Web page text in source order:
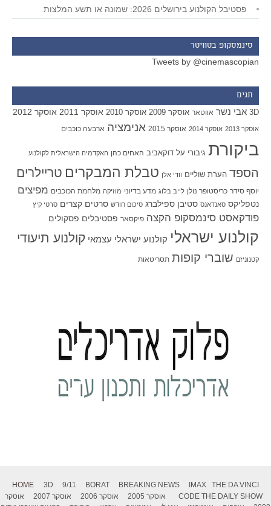
פסטיבל הקולנוע בירושלים 2026: שמונה או תשע המלצות
סינמסקופ בטוויטר
Tweets by @cinemascopian
תגים
3D אבי נשר אווטאר אוסקר 2009 אוסקר 2010 אוסקר 2011 אוסקר 2012
אוסקר 2013 אוסקר 2014 אוסקר 2015 אנימציה ארבעה כוכבים
ביקורת גיבורי על דוקאביב האחים כהן האקדמיה הישראלית לקולנוע
הספד הערת שוליים וודי אלן טבלת המבקרים טריילרים
יוסף סידר כריסטופר נולן לייב בלוג מדע בדיוני מוזיקה מלחמת הכוכבים מפיצים
נטפליקס סאנדאנס סטיבן ספילברג סיכום חודש סרטים קצרים סרטי קיץ
פודקאסט סינמסקופ הקצה פיקסאר פסטיבלים פסקולים
קולנוע ישראלי קולנוע ישראלי עצמאי קולנוע תיעודי
קטנוניזם שוברי קופות תסריטאות
HOME 3D 9/11 BORAT BREAKING NEWS IMAX
THE DA VINCI
CODE THE DAILY SHOW אוסקר 2005 אוסקר 2006 אוסקר 2007
אוסקר